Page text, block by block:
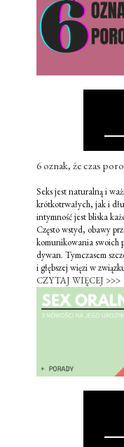
6 oznak, że czas
Seks jest naturalną i
krótkotrwałych, jak i
intymność jest bliska
Często wstyd, obawy
komunikowania swoich
dywan. Tymczasem
i głębszej więzi w
CZYTAJ WIĘCEJ >>>